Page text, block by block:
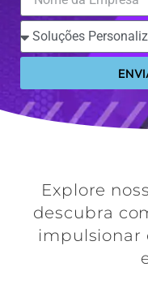
Explore
descubra
impulsionar